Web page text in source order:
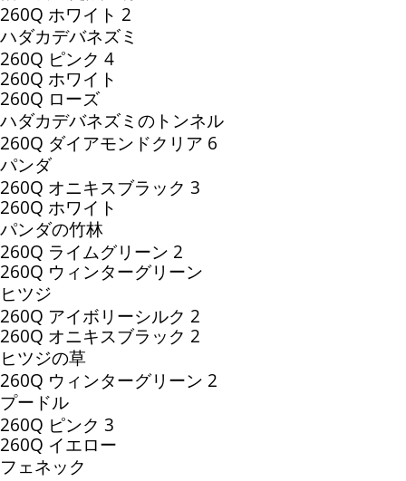
260Q ホワイト 2
ハダカデバネズミ
260Q ピンク 4
260Q ホワイト
260Q ローズ
ハダカデバネズミのトンネル
260Q ダイアモンドクリア 6
パンダ
260Q オニキスブラック 3
260Q ホワイト
パンダの竹林
260Q ライムグリーン 2
260Q ウィンターグリーン
ヒツジ
260Q アイボリーシルク 2
260Q オニキスブラック 2
ヒツジの草
260Q ウィンターグリーン 2
プードル
260Q ピンク 3
260Q イエロー
フェネック